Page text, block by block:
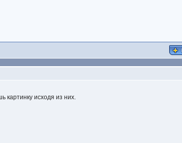
картинку исходя из них.